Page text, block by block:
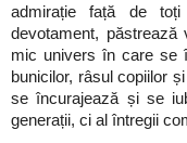
admirație față de
devotament,
mic univers în care se
bunicilor, râsul copiilor
se încurajează și se
generații, ci al întregii